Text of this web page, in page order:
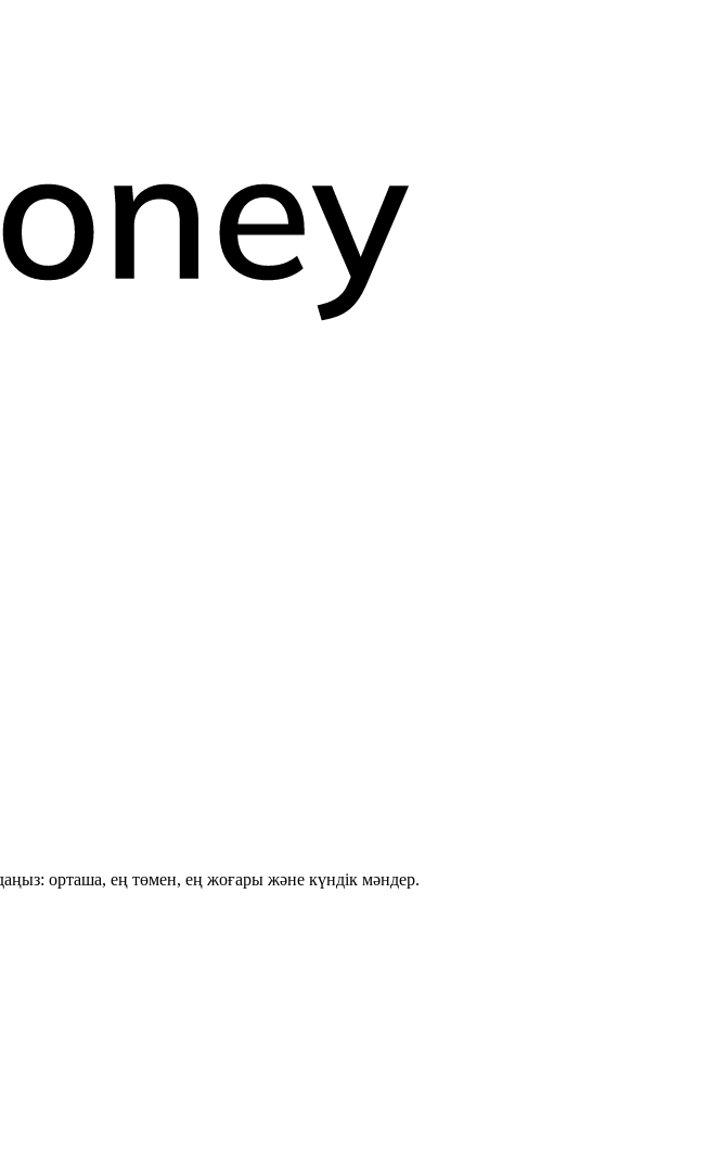
орташа, ең төмен, ең жоғары және күндік мәндер.